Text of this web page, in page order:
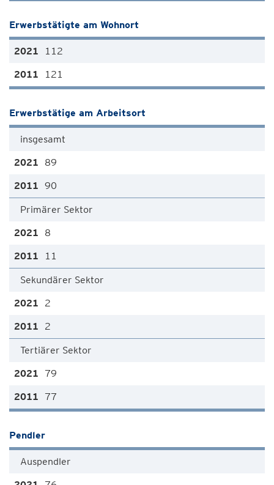
Erwerbstätigte am Wohnort
112
121
Erwerbstätige am Arbeitsort
insgesamt
89
90
Primärer Sektor
8
11
Sekundärer Sektor
2
2
Tertiärer Sektor
79
77
Pendler
Auspendler